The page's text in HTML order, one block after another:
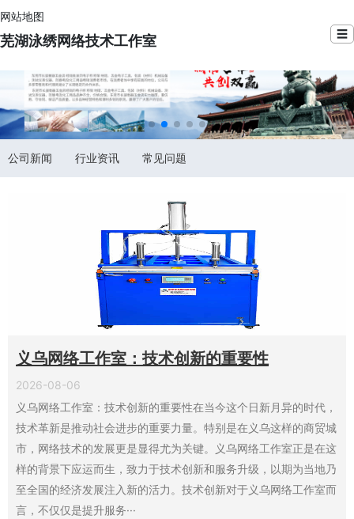
网站地图
芜湖泳绣网络技术工作室 ☰
公司新闻 行业资讯 常见问题
义乌网络工作室：技术创新的重要性
2026-08-06
义乌网络工作室：技术创新的重要性在当今这个日新月异的时代，
技术革新是推动社会进步的重要力量。特别是在义乌这样的商贸城
市，网络技术的发展更是显得尤为关键。义乌网络工作室正是在这
样的背景下应运而生，致力于技术创新和服务升级，以期为当地乃
至全国的经济发展注入新的活力。技术创新对于义乌网络工作室而
言，不仅仅是提升服务···